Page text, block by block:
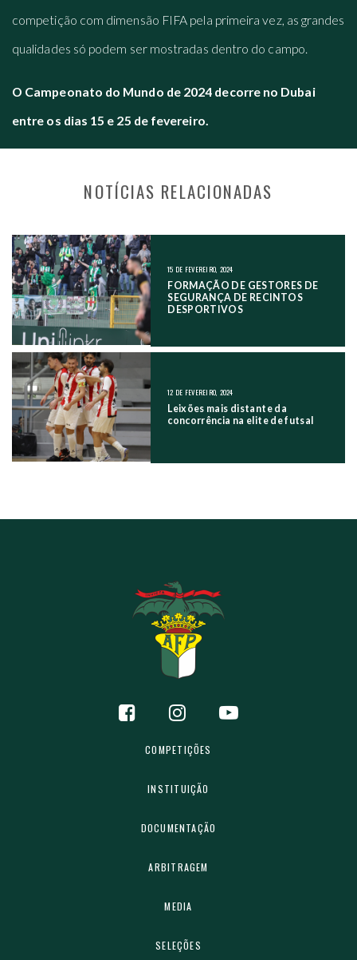
competição com dimensão FIFA pela primeira vez, as grandes
qualidades só podem ser mostradas dentro do campo.
O Campeonato do Mundo de 2024 decorre no Dubai
entre os dias 15 e 25 de fevereiro.
NOTÍCIAS RELACIONADAS
NAVEGAÇÃO NOS POSTS
15 DE FEVEREIRO, 2024
FORMAÇÃO DE GESTORES DE
SEGURANÇA DE RECINTOS
DESPORTIVOS
12 DE FEVEREIRO, 2024
Leixões mais distante da
concorrência na elite de futsal
COMPETIÇÕES
INSTITUIÇÃO
DOCUMENTAÇÃO
ARBITRAGEM
MEDIA
SELEÇÕES